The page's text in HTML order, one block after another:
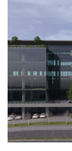
İngiltere
Videolar
İş & Ekonomi
Firma Rehberi